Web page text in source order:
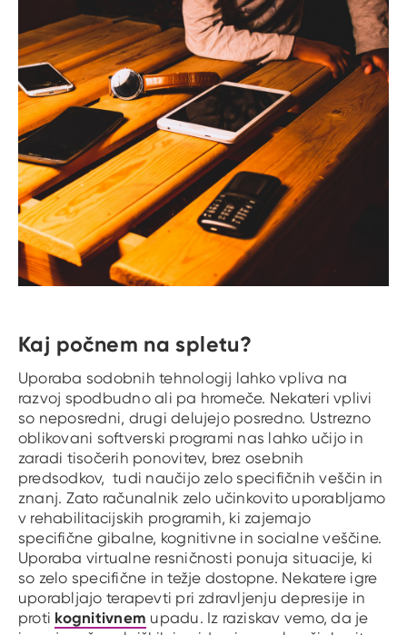
Kaj počnem na spletu?
Uporaba sodobnih tehnologij lahko vpliva na
razvoj spodbudno ali pa hromeče. Nekateri vplivi
so neposredni, drugi delujejo posredno. Ustrezno
oblikovani softverski programi nas lahko učijo in
zaradi tisočerih ponovitev, brez osebnih
predsodkov, tudi naučijo zelo specifičnih veščin in
znanj. Zato računalnik zelo učinkovito uporabljamo
v rehabilitacijskih programih, ki zajemajo
specifične gibalne, kognitivne in socialne veščine.
Uporaba virtualne resničnosti ponuja situacije, ki
so zelo specifične in težje dostopne. Nekatere igre
uporabljajo terapevti pri zdravljenju depresije in
proti kognitivnem upadu. Iz raziskav vemo, da je